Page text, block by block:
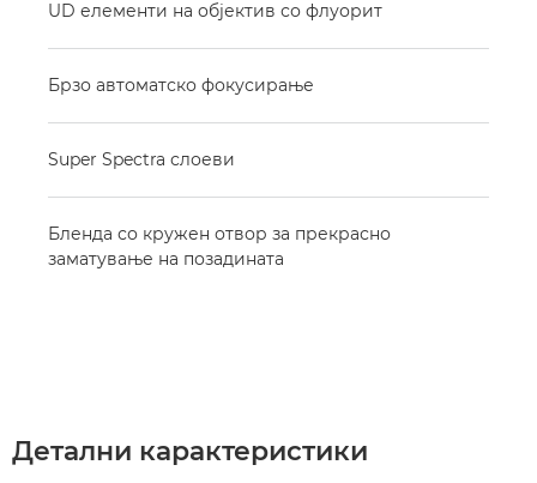
UD елементи на објектив со флуорит
Брзо автоматско фокусирање
Super Spectra слоеви
Бленда со кружен отвор за прекрасно
заматување на позадината
Детални карактеристики